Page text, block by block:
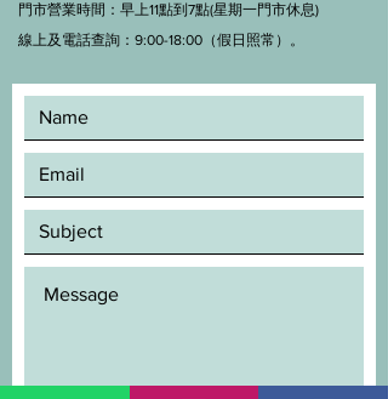
門市營業時間：早上11點到7點(星期一門市休息)
線上及電話查詢：9:00-18:00（假日照常）。